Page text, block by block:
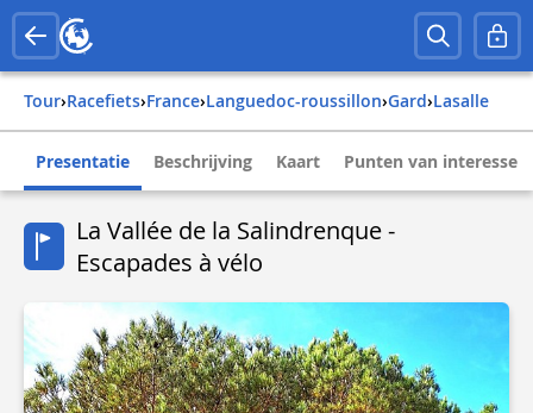
Tour› Racefiets› france› languedoc-roussillon› gard› lasalle
Presentatie Beschrijving Kaart Punten van interesse
La Vallée de la Salindrenque -
Escapades à vélo